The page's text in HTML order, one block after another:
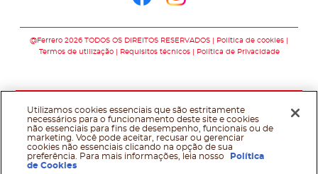
@Ferrero 2026 TODOS OS DIREITOS RESERVADOS
Política de cookies
Termos de utilização
Requisitos técnicos Política de Privacidade
Utilizamos cookies essenciais que são estritamente
necessários para o funcionamento deste site e cookies
não essenciais para fins de desempenho, funcionais ou de
marketing. Você pode aceitar, recusar ou gerenciar
cookies não essenciais clicando na opção de sua
preferência. Para mais informações, leia nosso
Política
de Cookies